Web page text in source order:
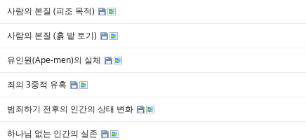
사람의 본질 (피조 목적)
사람의 본질 (흙 밭 토기)
유인원(Ape-men)의 실체
죄의 3중적 유혹
범죄하기 전후의 인간의 상태 변화
하나님 없는 인간의 실존